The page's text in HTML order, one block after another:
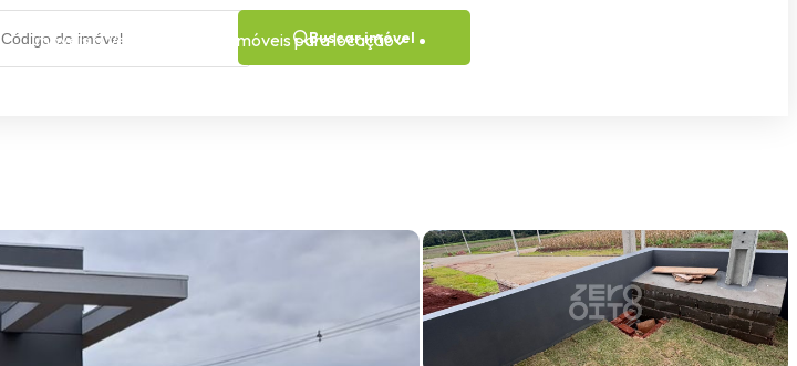
Imóveis a Venda Imóveis para locação
Buscar imóvel